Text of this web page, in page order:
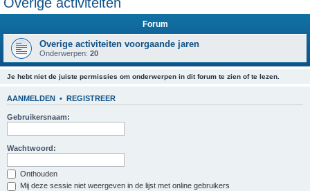
Forum
Overige activiteiten voorgaande jaren
Onderwerpen: 20
Je hebt niet de juiste permissies om onderwerpen in dit forum te zien of te lezen.
AANMELDEN • REGISTREER
Gebruikersnaam:
Wachtwoord:
Onthouden
Mij deze sessie niet weergeven in de lijst met online gebruikers